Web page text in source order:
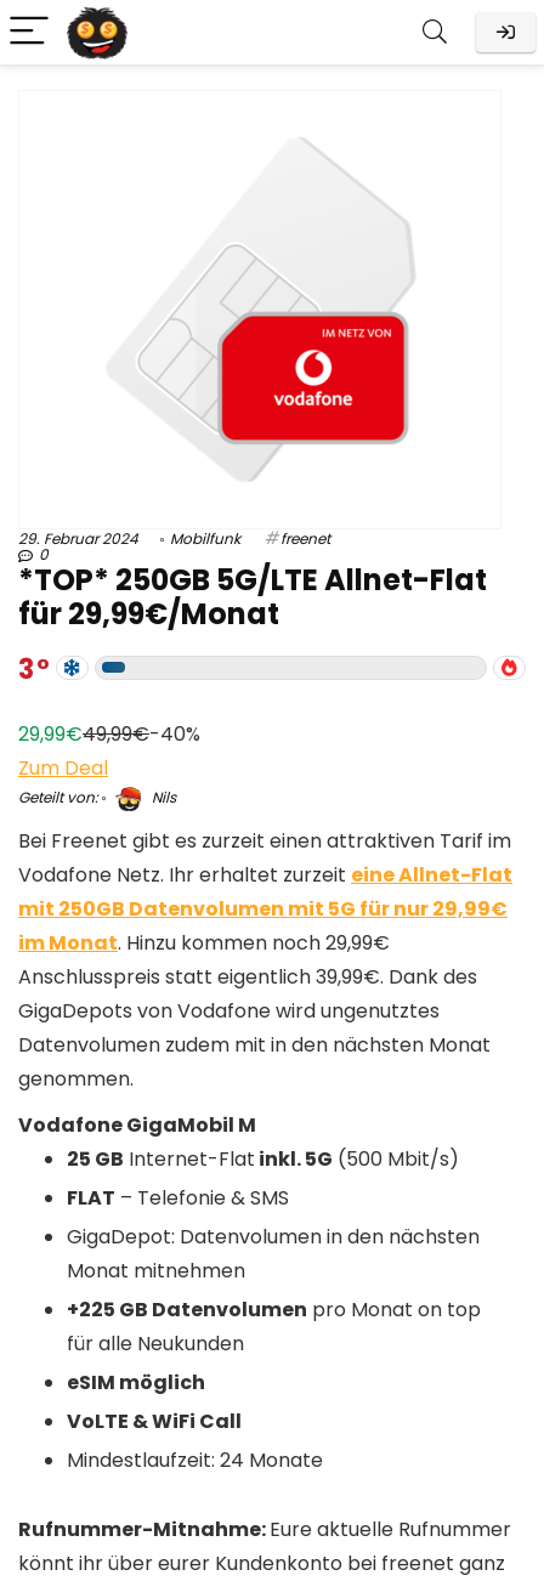
29. Februar 2024 Mobilfunk freenet
0
*TOP* 250GB 5G/LTE Allnet-Flat
für 29,99€/Monat
3
29,99€49,99€-40%
Zum Deal
Geteilt von: Nils
Bei Freenet gibt es zurzeit einen attraktiven Tarif im
Vodafone Netz. Ihr erhaltet zurzeit eine Allnet-Flat
mit 250GB Datenvolumen mit 5G für nur 29,99€
im Monat. Hinzu kommen noch 29,99€
Anschlusspreis statt eigentlich 39,99€. Dank des
GigaDepots von Vodafone wird ungenutztes
Datenvolumen zudem mit in den nächsten Monat
genommen.
Vodafone GigaMobil M
25 GB Internet-Flat inkl. 5G (500 Mbit/s)
FLAT – Telefonie & SMS
GigaDepot: Datenvolumen in den nächsten
Monat mitnehmen
+225 GB Datenvolumen pro Monat on top
für alle Neukunden
eSIM möglich
VoLTE & WiFi Call
Mindestlaufzeit: 24 Monate
Rufnummer-Mitnahme:Eure aktuelle Rufnummer
könnt ihr über eurer Kundenkonto bei freenet ganz